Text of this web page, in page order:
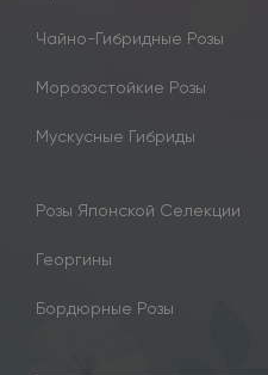
Чайно-Гибридные Розы
Морозостойкие Розы
Мускусные Гибриды
Розы Японской Селекции
Георгины
Бордюрные Розы